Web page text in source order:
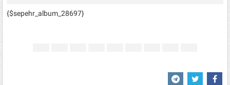
{$sepehr_album_28697}